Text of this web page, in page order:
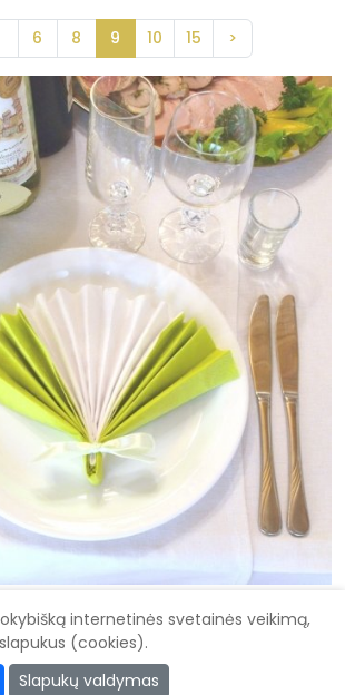
6 8 9 10 15 >
Didysis vestuvių katalogas
būtų gražiausios @ 2026
internetinės svetainės veikimą,
(cookies).
Slapukų valdymas